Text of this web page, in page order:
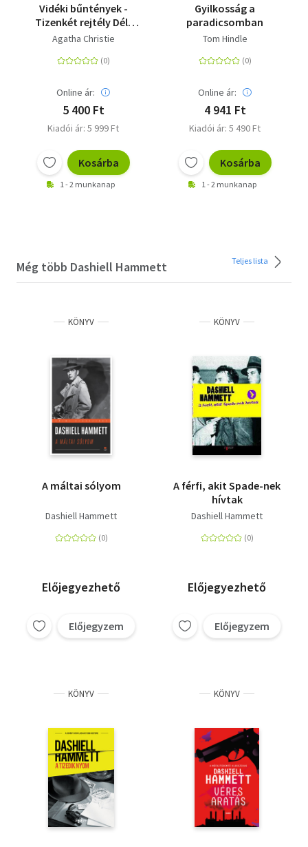
Vidéki bűntények -
Tizenkét rejtély Dél-
Angliából
Agatha Christie
Online ár:
5 400 Ft
Kiadói ár: 5 999 Ft
Kosárba
1 - 2 munkanap
Gyilkosság a
paradicsomban
Tom Hindle
Online ár:
4 941 Ft
Kiadói ár: 5 490 Ft
Kosárba
1 - 2 munkanap
Még több Dashiell Hammett Teljes lista
KÖNYV
A máltai sólyom
Dashiell Hammett
Előjegyezhető
Előjegyzem
KÖNYV
A férfi, akit Spade-nek
hívtak
Dashiell Hammett
Előjegyezhető
Előjegyzem
KÖNYV KÖNYV